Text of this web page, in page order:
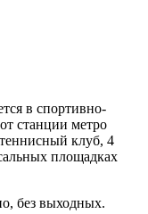
в спортивно-
станции метро
клуб, 4
площадках
без выходных.